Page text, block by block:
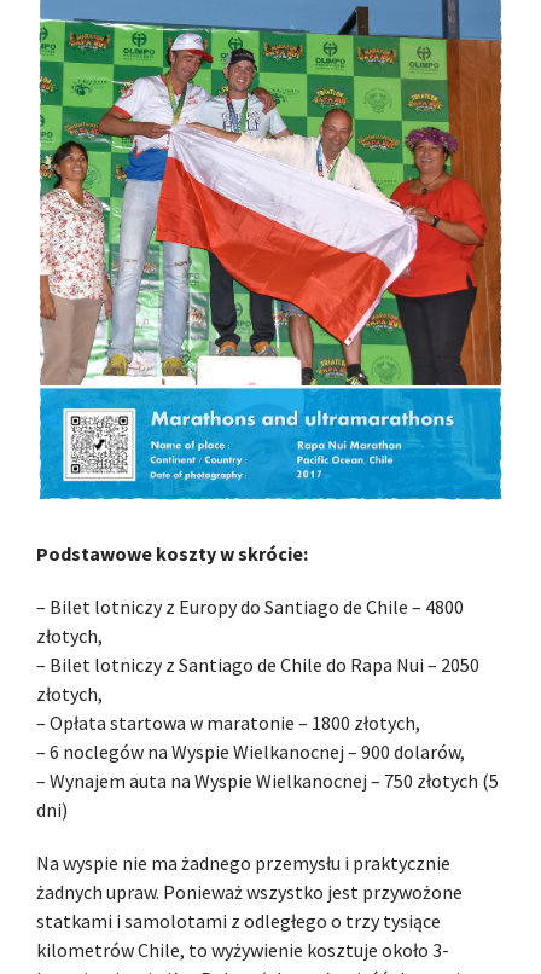
Podstawowe koszty w skrócie:
– Bilet lotniczy z Europy do Santiago de Chile – 4800
złotych,
– Bilet lotniczy z Santiago de Chile do Rapa Nui – 2050
złotych,
– Opłata startowa w maratonie – 1800 złotych,
– 6 noclegów na Wyspie Wielkanocnej – 900 dolarów,
– Wynajem auta na Wyspie Wielkanocnej – 750 złotych (5
dni)
Na wyspie nie ma żadnego przemysłu i praktycznie
żadnych upraw. Ponieważ wszystko jest przywożone
statkami i samolotami z odległego o trzy tysiące
kilometrów Chile, to wyżywienie kosztuje około 3-